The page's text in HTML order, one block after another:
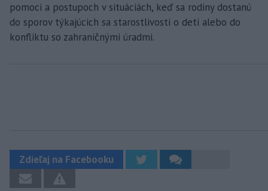
pomoci a postupoch v situáciách, keď sa rodiny dostanú
do sporov týkajúcich sa starostlivosti o deti alebo do
konfliktu so zahraničnými úradmi.
Zdieľaj na Facebooku